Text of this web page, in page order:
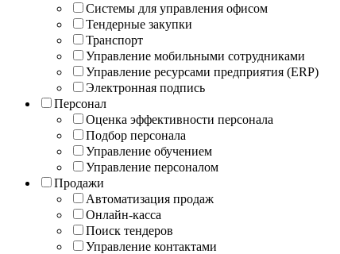
Системы для управления офисом
Тендерные закупки
Транспорт
Управление мобильными сотрудниками
Управление ресурсами предприятия (ERP)
Электронная подпись
Персонал
Оценка эффективности персонала
Подбор персонала
Управление обучением
Управление персоналом
Продажи
Автоматизация продаж
Онлайн-касса
Поиск тендеров
Управление контактами